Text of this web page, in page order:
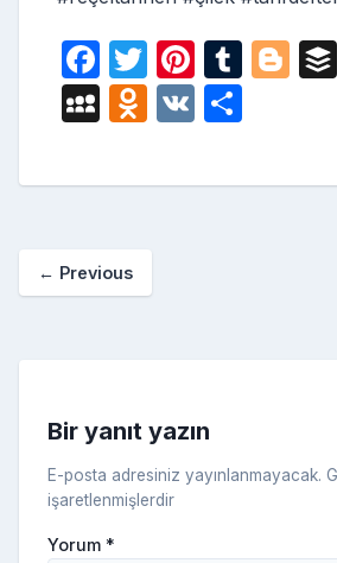
F
a
c
e
o
T
w
itt
er
Pi
nt
er
e
T
bl
Bl
g
M
S
a
c
O
n
a
ki
V
ar
← Previous
Bir yanıt yazın
E-posta adresiniz yayınlanmayacak.
işaretlenmişlerdir
Yorum *